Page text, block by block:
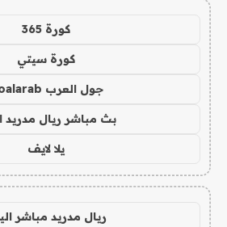
كورة 365
كورة سيتي
جول العرب goalarab
بث مباشر ريال مدريد
يلا لايف
ريال مدريد مباشر